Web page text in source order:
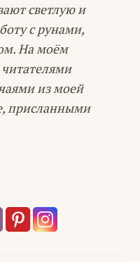
светлую и
с рунами,
На моём
из моей
присланными